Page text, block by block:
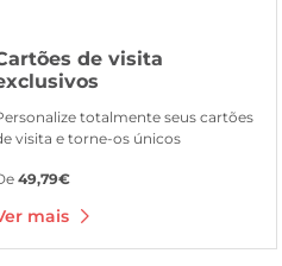
de visita
totalmente seus cartões
visita e torne-os únicos
49,79€
mais